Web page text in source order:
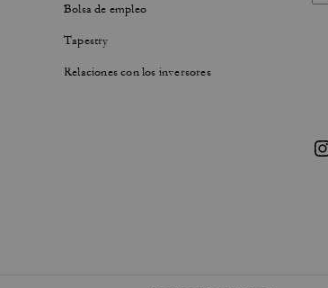
Bolsa de empleo
Tapestry
Relaciones con los inversores